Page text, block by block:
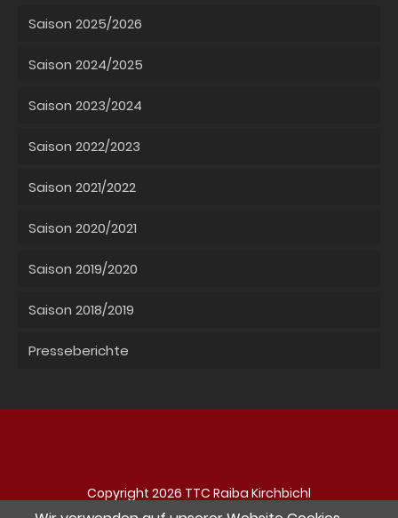
Saison 2025/2026
Saison 2024/2025
Saison 2023/2024
Saison 2022/2023
Saison 2021/2022
Saison 2020/2021
Saison 2019/2020
Saison 2018/2019
Presseberichte
Copyright 2026 TTC Raiba Kirchbichl
Navigation
Impressum Datenschutz Kontakt